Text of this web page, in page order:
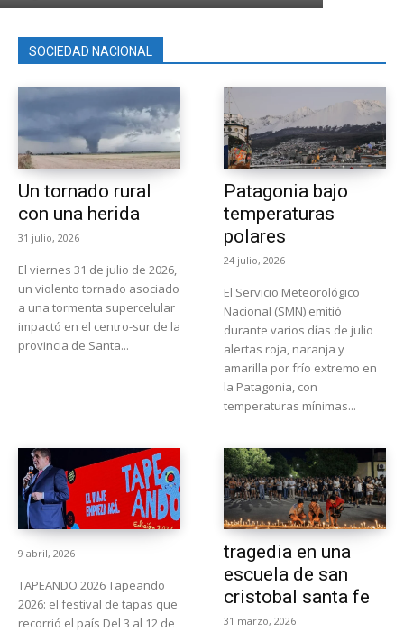
SOCIEDAD NACIONAL
Un tornado rural
con una herida
31 julio, 2026
El viernes 31 de julio de 2026,
un violento tornado asociado
a una tormenta supercelular
impactó en el centro-sur de la
provincia de Santa...
Patagonia bajo
temperaturas
polares
24 julio, 2026
El Servicio Meteorológico
Nacional (SMN) emitió
durante varios días de julio
alertas roja, naranja y
amarilla por frío extremo en
la Patagonia, con
temperaturas mínimas...
9 abril, 2026
TAPEANDO 2026 Tapeando
2026: el festival de tapas que
recorrió el país Del 3 al 12 de
tragedia en una
escuela de san
cristobal santa fe
31 marzo, 2026